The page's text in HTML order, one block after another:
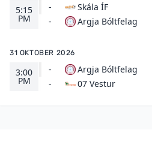
5:15
PM
-
-
Skála ÍF
Argja Bóltfelag
31 OKTOBER 2026
3:00
PM
-
-
Argja Bóltfelag
07 Vestur